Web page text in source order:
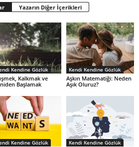
Yazarın Diğer İçerikleri
Kendine Gözlük
Kalkmak ve
Başlamak
Kendi Kendine Gözlük
Aşkın Matematiği: Neden
Aşık Oluruz?
Kendine Gözlük Kendi Kendine Gözlük